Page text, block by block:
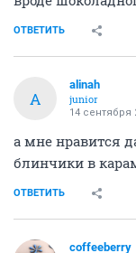
ОТВЕТИТЬ
A
alinah
junior
14 сентября
а мне нравится
блинчики в
ОТВЕТИТЬ
coffeeberry